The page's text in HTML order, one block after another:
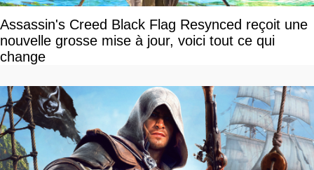
Assassin's Creed Black Flag Resynced reçoit une
nouvelle grosse mise à jour, voici tout ce qui
change